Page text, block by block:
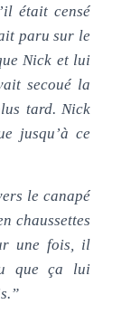
était censé
paru sur le
Nick et lui
secoué la
tard. Nick
jusqu’à ce
le canapé
chaussettes
une fois, il
que ça lui